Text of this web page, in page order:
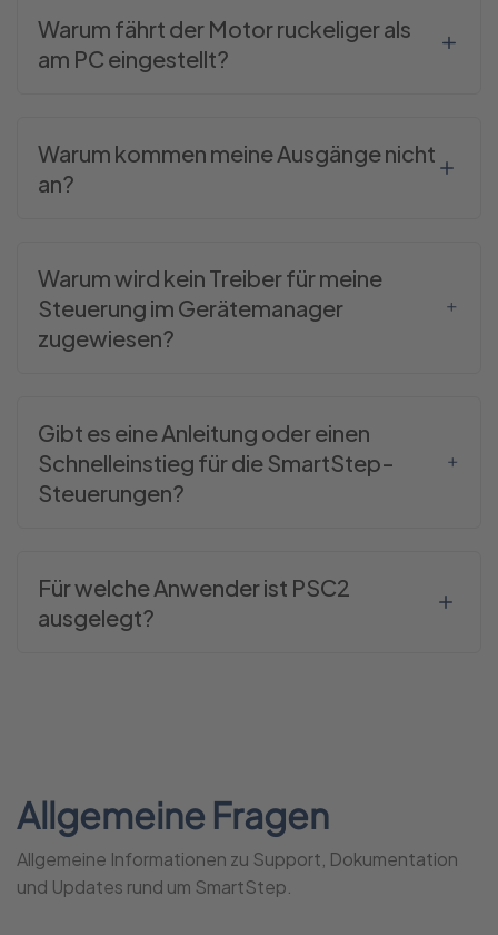
Warum fährt der Motor ruckeliger als
am PC eingestellt?
Warum kommen meine Ausgänge nicht
an?
Warum wird kein Treiber für meine
Steuerung im Gerätemanager
zugewiesen?
Gibt es eine Anleitung oder einen
Schnelleinstieg für die SmartStep-
Steuerungen?
Für welche Anwender ist PSC2
ausgelegt?
Allgemeine Fragen
Allgemeine Informationen zu Support, Dokumentation
und Updates rund um SmartStep.